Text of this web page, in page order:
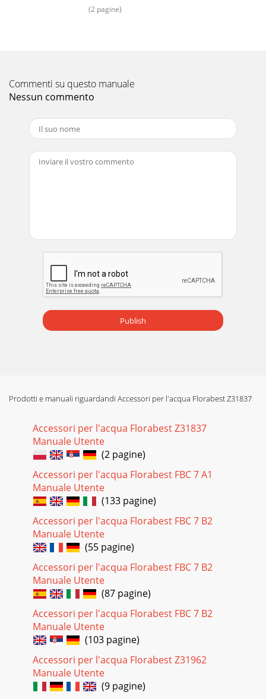
(2 pagine)
Commenti su questo manuale
Nessun commento
Publish
Prodotti e manuali riguardandi Accessori per l'acqua Florabest Z31837
Accessori per l'acqua Florabest Z31837
Manuale Utente
(2 pagine)
Accessori per l'acqua Florabest FBC 7 A1
Manuale Utente
(133 pagine)
Accessori per l'acqua Florabest FBC 7 B2
Manuale Utente
(55 pagine)
Accessori per l'acqua Florabest FBC 7 B2
Manuale Utente
(87 pagine)
Accessori per l'acqua Florabest FBC 7 B2
Manuale Utente
(103 pagine)
Accessori per l'acqua Florabest Z31962
Manuale Utente
(9 pagine)